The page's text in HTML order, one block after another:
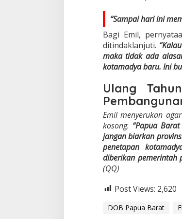
“Sampai hari ini
Bagi Emil,
ditindaklanjuti.
maka tidak ada
kotamadya baru. Ini
Ulang
Emil menyerukan
kosong. “Papua
jangan biarkan
penetapan
diberikan pemerintah
(QQ)
Post Views: 2,620
DOB Papua Barat